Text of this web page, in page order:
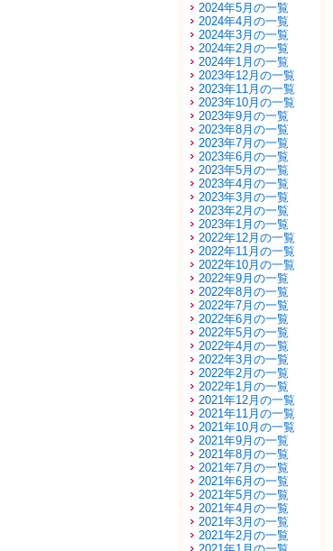
2024年5月の一覧
2024年4月の一覧
2024年3月の一覧
2024年2月の一覧
2024年1月の一覧
2023年12月の一覧
2023年11月の一覧
2023年10月の一覧
2023年9月の一覧
2023年8月の一覧
2023年7月の一覧
2023年6月の一覧
2023年5月の一覧
2023年4月の一覧
2023年3月の一覧
2023年2月の一覧
2023年1月の一覧
2022年12月の一覧
2022年11月の一覧
2022年10月の一覧
2022年9月の一覧
2022年8月の一覧
2022年7月の一覧
2022年6月の一覧
2022年5月の一覧
2022年4月の一覧
2022年3月の一覧
2022年2月の一覧
2022年1月の一覧
2021年12月の一覧
2021年11月の一覧
2021年10月の一覧
2021年9月の一覧
2021年8月の一覧
2021年7月の一覧
2021年6月の一覧
2021年5月の一覧
2021年4月の一覧
2021年3月の一覧
2021年2月の一覧